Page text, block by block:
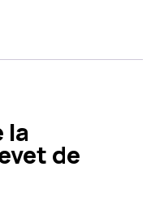
la
de